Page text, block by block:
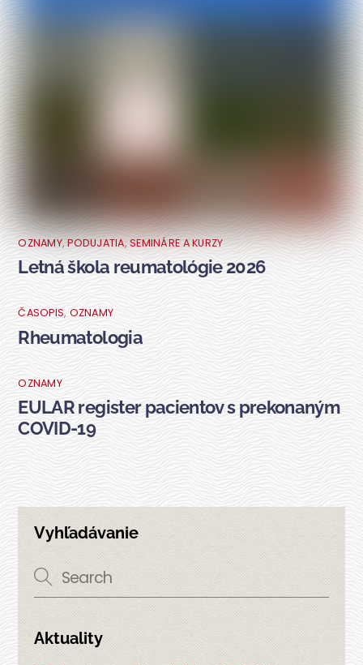
OZNAMY,PODUJATIA,SEMINÁRE A KURZY
Letná škola reumatológie 2026
ČASOPIS, OZNAMY
Rheumatologia
OZNAMY
EULAR register pacientov s prekonaným
COVID-19
Vyhľadávanie
Aktuality